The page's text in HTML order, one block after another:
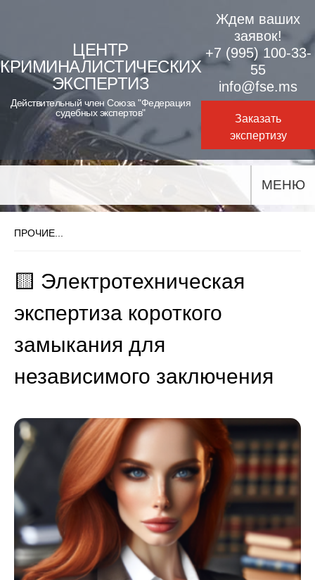
content
ЦЕНТР
КРИМИНАЛИСТИЧЕСКИХ
ЭКСПЕРТИЗ
Действительный член Союза "Федерация
судебных экспертов"
Ждем ваших
заявок!
+7 (995) 100-33-
55
info@fse.ms
Заказать
экспертизу
МЕНЮ
ПРОЧИЕ...
🟨 Электротехническая
экспертиза короткого
замыкания для
независимого заключения